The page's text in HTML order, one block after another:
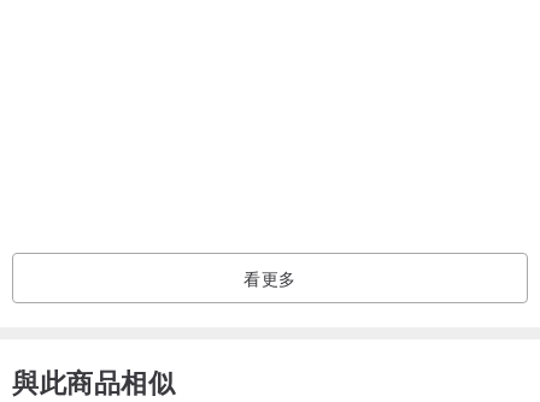
●圖案需要先私訊討論才能報價●
▲訂購流程 How to order▲
看更多
與此商品相似